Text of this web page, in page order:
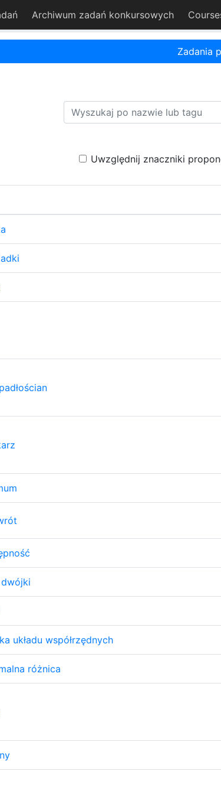
Archiwum zadań konkursowych
Zadania
Uwzględnij znaczniki
układu współrzędnych
różnica